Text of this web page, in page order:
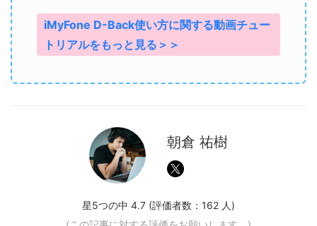
iMyFone D-Back使い方に関する動画チュー
トリアルをもっと見る＞＞
朝倉 祐樹
星5つの中 4.7 (評価者数： 162 人)